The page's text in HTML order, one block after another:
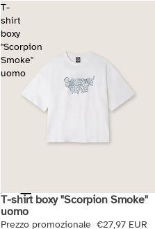
T-
shirt
boxy
"Scorpion
Smoke"
uomo
Saldi
T-shirt boxy "Scorpion Smoke"
uomo
Prezzo promozionale €27,97 EUR